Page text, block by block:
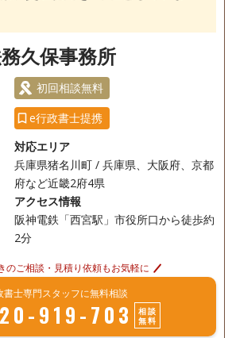
久保事務所
初回相談無料
e行政書士提携
対応エリア
兵庫県猪名川町 / 兵庫県、大阪府、京都
府など近畿2府4県
アクセス情報
阪神電鉄「西宮駅」市役所口から徒歩約
2分
のご相談・見積り依頼もお気軽に
書士専門スタッフに無料相談
919-703
相談
無料